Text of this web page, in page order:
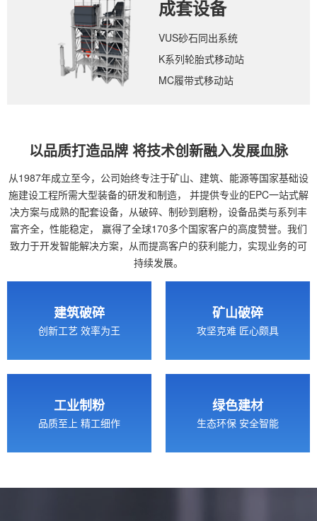
成套设备
VUS砂石同出系统
K系列轮胎式移动站
MC履带式移动站
以品质打造品牌 将技术创新融入发展血脉
从1987年成立至今，公司始终专注于矿山、建筑、能源等国家基础设
施建设工程所需大型装备的研发和制造，
并提供专业的EPC一站式解
决方案与成熟的配套设备，从破碎、制砂到磨粉，设备品类与系列丰
富齐全，性能稳定，
赢得了全球170多个国家客户的高度赞誉。我们
致力于开发智能解决方案，从而提高客户的获利能力，实现业务的可
持续发展。
建筑破碎
创新工艺 效率为王
矿山破碎
攻坚克难 匠心颇具
工业制粉
品质至上 精工细作
绿色建材
生态环保 安全智能